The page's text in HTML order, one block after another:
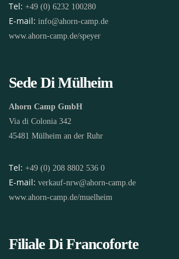
Tel: +49 (0) 6232 100280
E-mail: info@ahorn-camp.de
www.ahorn-camp.de/speyer
Sede Di Mülheim
Ahorn Camp GmbH
Via di Colonia 342
45481 Mülheim an der Ruhr
Tel: +49 (0) 208 8802 536 0
E-mail: verkauf-nrw@ahorn-camp.de
www.ahorn-camp.de/muelheim
Filiale Di Francoforte